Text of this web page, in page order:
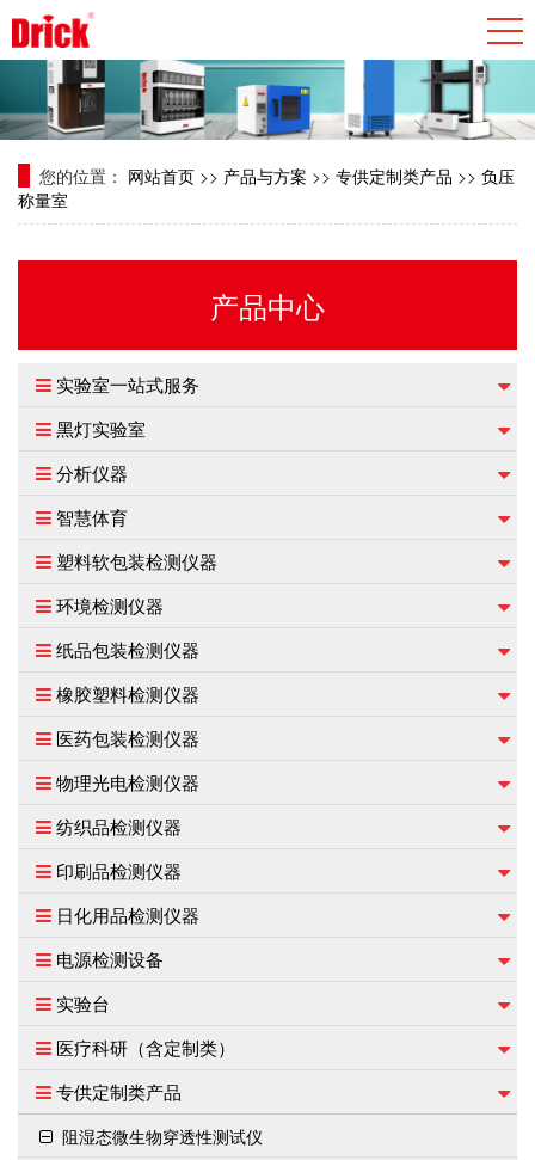
您的位置： 网站首页 >> 产品与方案 >> 专供定制类产品 >> 负压
称量室
产品中心
实验室一站式服务
黑灯实验室
分析仪器
智慧体育
塑料软包装检测仪器
环境检测仪器
纸品包装检测仪器
橡胶塑料检测仪器
医药包装检测仪器
物理光电检测仪器
纺织品检测仪器
印刷品检测仪器
日化用品检测仪器
电源检测设备
实验台
医疗科研（含定制类）
专供定制类产品
阻湿态微生物穿透性测试仪